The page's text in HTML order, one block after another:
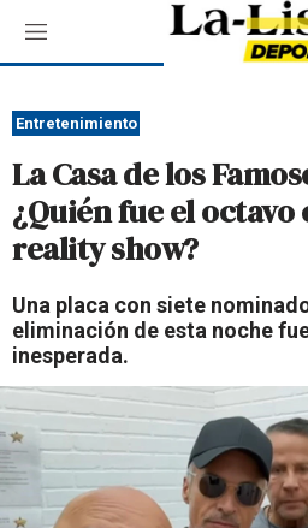
M
e
ú
Entretenimiento
La Casa de los
¿Quién fue el
reality show?
Una placa con siete
eliminación de esta noche
inesperada.